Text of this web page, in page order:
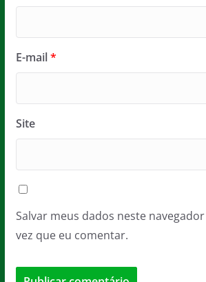
E-mail*
Site
Salvar meus dados neste
vez que eu comentar.